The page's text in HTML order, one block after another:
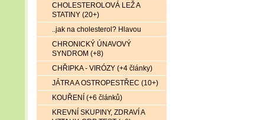
CHOLESTEROLOVÁ LEŽ A
STATINY (20+)
..jak na cholesterol? Hlavou
CHRONICKÝ ÚNAVOVÝ
SYNDROM (+8)
CHŘIPKA - VIRÓZY (+4 články)
JÁTRA A OSTROPESTŘEC (10+)
KOUŘENÍ (+6 článků)
KREVNÍ SKUPINY, ZDRAVÍ A